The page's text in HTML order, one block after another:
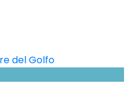
del Golfo